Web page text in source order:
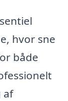
hvor sne
både
af